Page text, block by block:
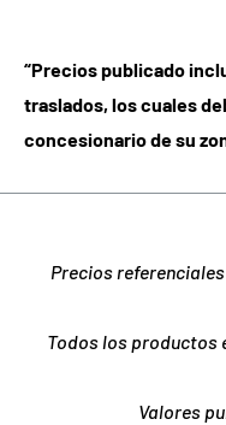
“Precios publicado
traslados, los cuales
concesionario de su
Precios
Todos los productos
Valores